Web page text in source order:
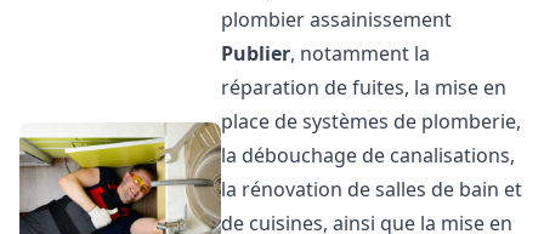
plombier assainissement
Publier, notamment la
réparation de fuites, la mise en
place de systèmes de plomberie,
la débouchage de canalisations,
la rénovation de salles de bain et
de cuisines, ainsi que la mise en